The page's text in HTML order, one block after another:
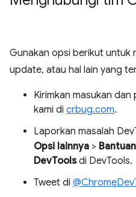
Gunakan opsi berikut untuk
update, atau hal lain yang
Kirimkan masukan
kami di crbug.com.
Laporkan masalah
Opsi lainnya > Bantuan
DevToolsdi DevTools.
Tweet di